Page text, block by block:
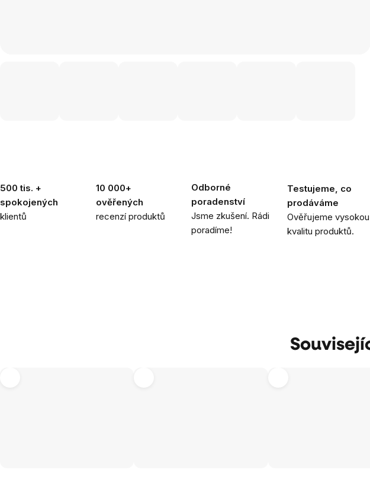
500 tis. +
spokojených
klientů
10 000+
ověřených
recenzí produktů
Odborné
poradenství
Jsme zkušení. Rádi
poradíme!
Testujeme, co
prodáváme
Ověřujeme vysokou
kvalitu produktů.